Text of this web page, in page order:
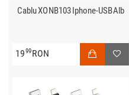
Cablu XO NB103 Iphone-USB Alb
1999RON